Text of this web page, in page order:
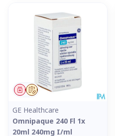
Op voorschrift
Geneesmiddel
GE Healthcare
Omnipaque 240 Fl 1x
20ml 240mg I/ml